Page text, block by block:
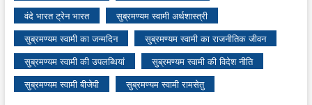
वंदे भारत ट्रेन भारत
सुब्रमण्यम स्वामी अर्थशास्त्री
सुब्रमण्यम स्वामी का जन्मदिन
सुब्रमण्यम स्वामी का राजनीतिक जीवन
सुब्रमण्यम स्वामी की उपलब्धियां
सुब्रमण्यम स्वामी की विदेश नीति
सुब्रमण्यम स्वामी बीजेपी
सुब्रमण्यम स्वामी रामसेतु